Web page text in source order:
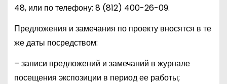
48, или по телефону: 8 (812) 400-26-09.
Предложения и замечания по проекту вносятся в те
же даты посредством:
– записи предложений и замечаний в журнале
посещения экспозиции в период ее работы;